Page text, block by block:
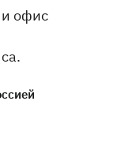
и офис